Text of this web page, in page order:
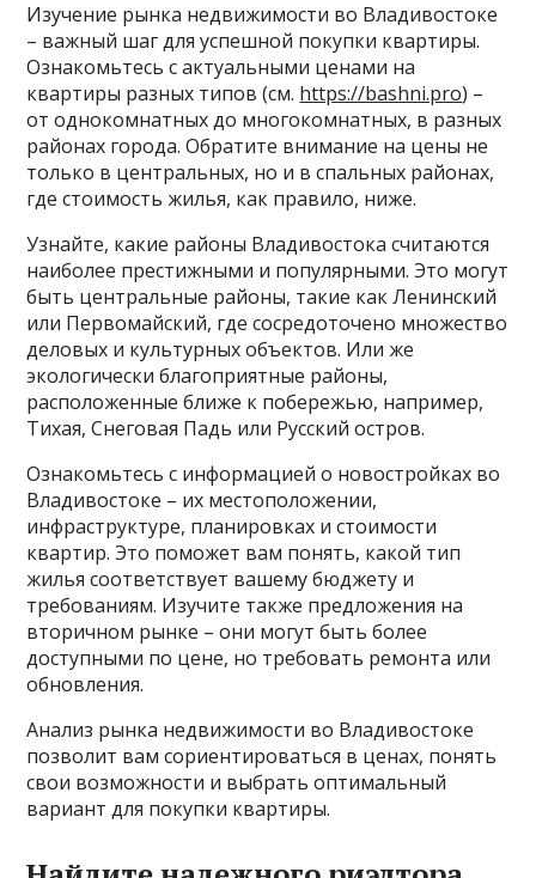
Изучение рынка недвижимости во Владивостоке
– важный шаг для успешной покупки квартиры.
Ознакомьтесь с актуальными ценами на
квартиры разных типов (см. https://bashni.pro) –
от однокомнатных до многокомнатных, в разных
районах города. Обратите внимание на цены не
только в центральных, но и в спальных районах,
где стоимость жилья, как правило, ниже.
Узнайте, какие районы Владивостока считаются
наиболее престижными и популярными. Это могут
быть центральные районы, такие как Ленинский
или Первомайский, где сосредоточено множество
деловых и культурных объектов. Или же
экологически благоприятные районы,
расположенные ближе к побережью, например,
Тихая, Снеговая Падь или Русский остров.
Ознакомьтесь с информацией о новостройках во
Владивостоке – их местоположении,
инфраструктуре, планировках и стоимости
квартир. Это поможет вам понять, какой тип
жилья соответствует вашему бюджету и
требованиям. Изучите также предложения на
вторичном рынке – они могут быть более
доступными по цене, но требовать ремонта или
обновления.
Анализ рынка недвижимости во Владивостоке
позволит вам сориентироваться в ценах, понять
свои возможности и выбрать оптимальный
вариант для покупки квартиры.